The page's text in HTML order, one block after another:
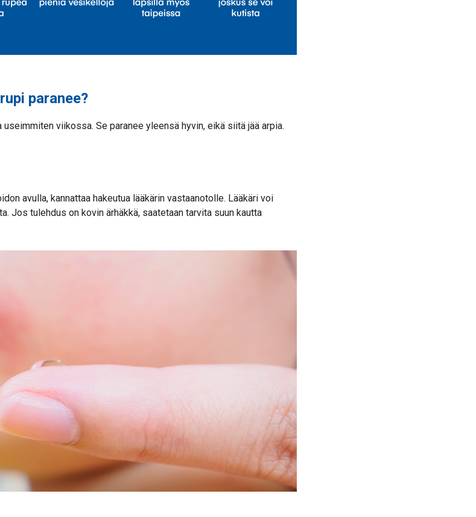
paranee?
viikossa. Se paranee yleensä hyvin, eikä siitä jää arpia.
avulla, kannattaa hakeutua lääkärin vastaanotolle. Lääkäri voi
Jos tulehdus on kovin ärhäkkä, saatetaan tarvita suun kautta